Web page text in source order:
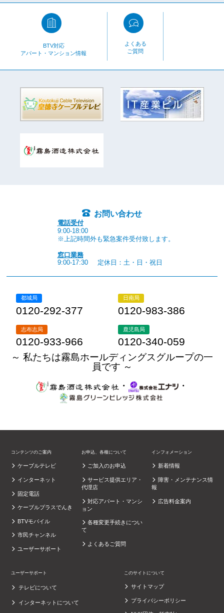
BTV対応
アパート・マンション情報
よくある
ご質問
お問い合わせ
電話受付
9:00-18:00
※上記時間外も緊急案件受付致します。
窓口業務
9:00-17:30
定休日：土・日・祝日
都城局
0120-292-377
日南局
0120-983-386
志布志局
0120-933-966
鹿児島局
0120-340-059
～ 私たちは霧島ホールディングスグループの一
員です ～
・
・
コンテンツのご案内
ケーブルテレビ
インターネット
固定電話
ケーブルプラスでんき
BTVモバイル
市民チャンネル
ユーザーサポート
お申込、各種について
ご加入のお申込
サービス提供エリア・
代理店
対応アパート・マンシ
ョン
各種変更手続きについ
て
よくあるご質問
インフォメーション
新着情報
障害・メンテナンス情
報
広告料金案内
ユーザーサポート
テレビについて
インターネットについて
このサイトについて
サイトマップ
プライバシーポリシー